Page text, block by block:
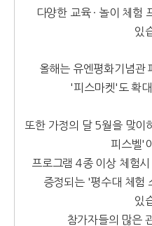
다양한 교육 · 놀이 체험
있
올해는 유엔평화기념관
'피스마켓'도 확
또한 가정의 달 5월을 맞이
피스벨'
프로그램 4종 이상 체험
증정되는 '평수대 체험
있
참가자들의 많은